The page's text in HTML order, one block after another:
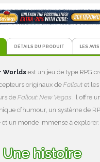
DÉTAILS DU PRODUIT LES AVIS
Worlds est un jeu de type RPG
originaux de Fallout et les
de Fallout: New Vegas. Il offre
d’humour, un système de
et un monde immense à explorer.
Une histoire